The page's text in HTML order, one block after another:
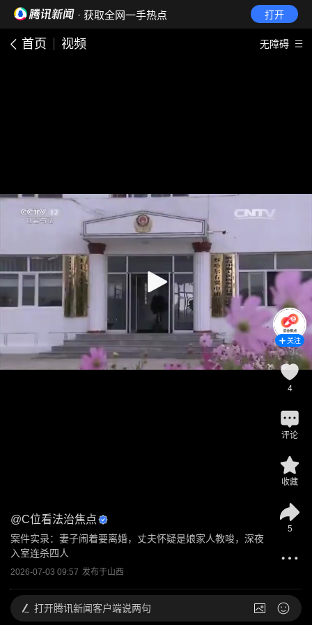
· 获取全网一手热点 打开
首页 视频 无障碍
@C位看法治焦点
案件实录：妻子闹着要离婚，丈夫怀疑是娘家人教唆，深夜
入室连杀四人
2026-07-03 09:57 发布于山西
关注
4
评论
收藏
5
打开腾讯新闻客户端说两句